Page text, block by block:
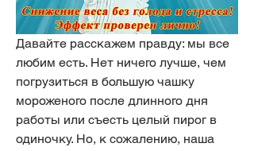
Давайте расскажем правду: мы все
любим есть. Нет ничего лучше, чем
погрузиться в большую чашку
мороженого после длинного дня
работы или съесть целый пирог в
одиночку. Но, к сожалению, наша